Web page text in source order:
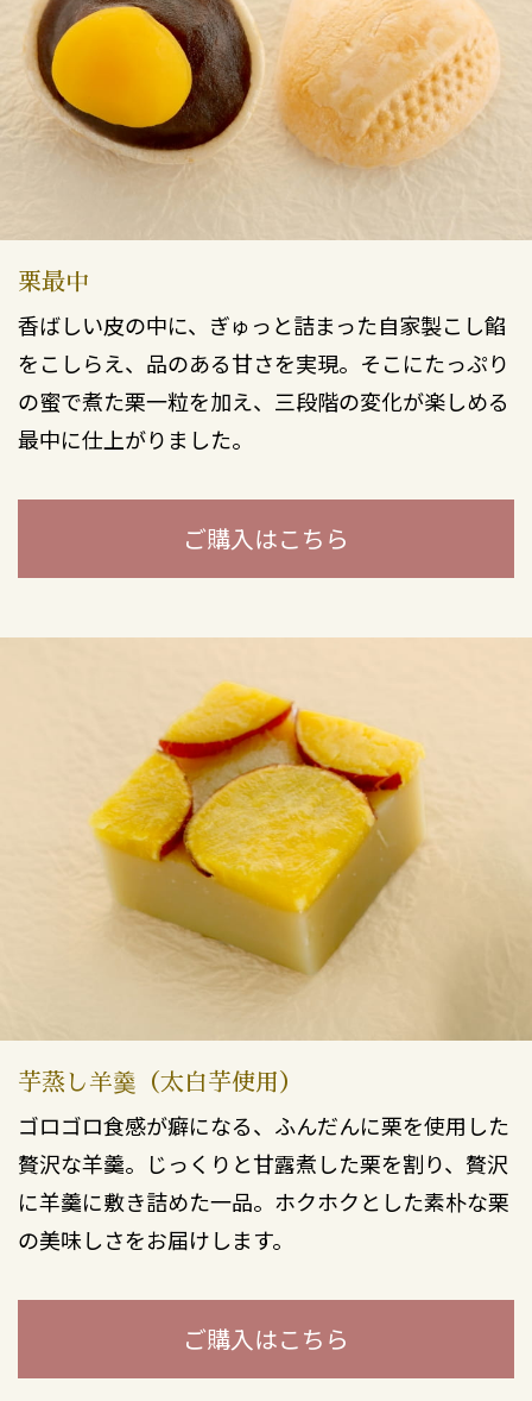
栗最中
香ばしい皮の中に、ぎゅっと詰まった自家製こし餡
をこしらえ、品のある甘さを実現。そこにたっぷり
の蜜で煮た栗一粒を加え、三段階の変化が楽しめる
最中に仕上がりました。
ご購入はこちら
芋蒸し羊羹（太白芋使用）
ゴロゴロ食感が癖になる、ふんだんに栗を使用した
贅沢な羊羹。じっくりと甘露煮した栗を割り、贅沢
に羊羹に敷き詰めた一品。ホクホクとした素朴な栗
の美味しさをお届けします。
ご購入はこちら